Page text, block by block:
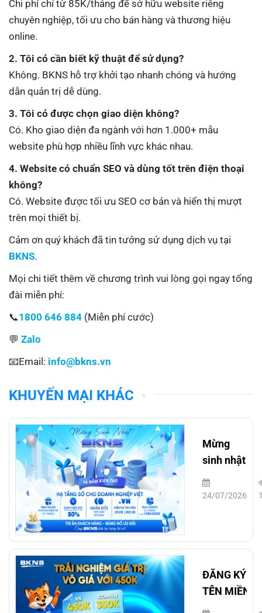
Chi phí chỉ từ 85K/tháng để sở hữu website riêng
chuyên nghiệp, tối ưu cho bán hàng và thương hiệu
online.
2. Tôi có cần biết kỹ thuật để sử dụng?
Không. BKNS hỗ trợ khởi tạo nhanh chóng và hướng
dẫn quản trị dễ dùng.
3. Tôi có được chọn giao diện không?
Có. Kho giao diện đa ngành với hơn 1.000+ mẫu
website phù hợp nhiều lĩnh vực khác nhau.
4. Website có chuẩn SEO và dùng tốt trên điện thoại
không?
Có. Website được tối ưu SEO cơ bản và hiển thị mượt
trên mọi thiết bị.
Cảm ơn quý khách đã tin tưởng sử dụng dịch vụ tại
BKNS.
Mọi chi tiết thêm về chương trình vui lòng gọi ngay tổng
đài miễn phí:
📞1800 646 884 (Miễn phí cước)
💬 Zalo
📧Email: info@bkns.vn
KHUYẾN MẠI KHÁC
Mừng
sinh nhật
BKNS 16
tuổi
24/07/2026
ĐĂNG KÝ
TÊN MIỀN
.VN/